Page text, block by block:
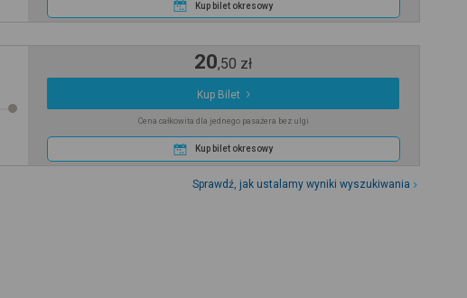
Kup bilet okresowy
20,50 zł
Kup Bilet
Cena całkowita dla jednego pasażera bez ulgi
Kup bilet okresowy
Sprawdź, jak ustalamy wyniki wyszukiwania